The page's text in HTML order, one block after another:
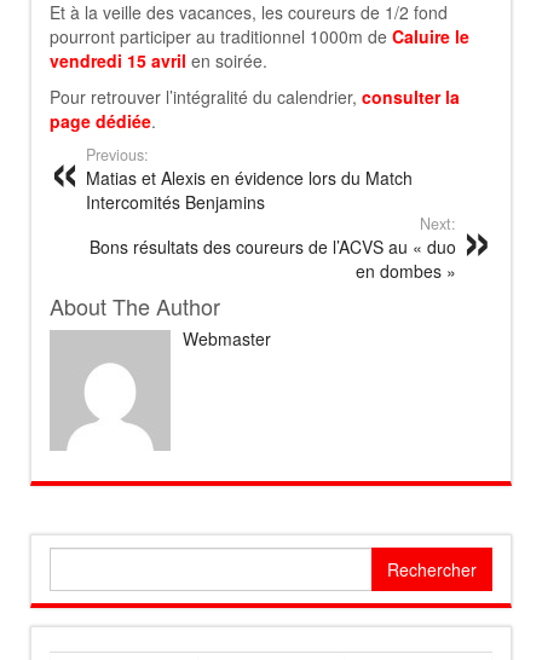
Et à la veille des vacances, les coureurs de 1/2 fond
pourront participer au traditionnel 1000m de Caluire le
vendredi 15 avril en soirée.
Pour retrouver l’intégralité du calendrier, consulter la
page dédiée.
Previous:
Matias et Alexis en évidence lors du Match
Intercomités Benjamins
Next:
Bons résultats des coureurs de l’ACVS au « duo
en dombes »
About The Author
Webmaster